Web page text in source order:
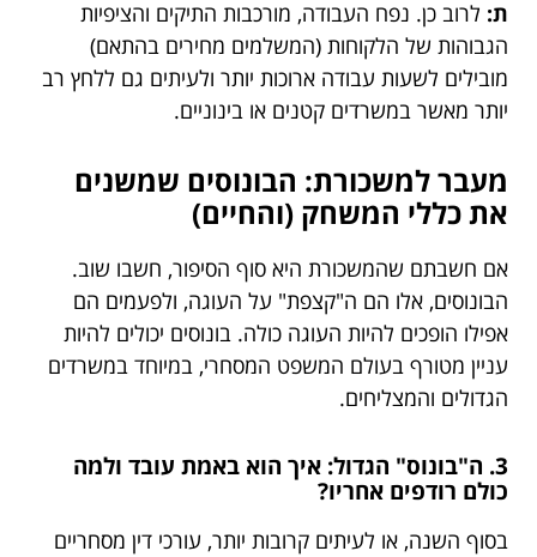
ת: לרוב כן. נפח העבודה, מורכבות התיקים והציפיות
הגבוהות של הלקוחות (המשלמים מחירים בהתאם)
מובילים לשעות עבודה ארוכות יותר ולעיתים גם ללחץ רב
יותר מאשר במשרדים קטנים או בינוניים.
מעבר למשכורת: הבונוסים שמשנים
את כללי המשחק (והחיים)
אם חשבתם שהמשכורת היא סוף הסיפור, חשבו שוב.
הבונוסים, אלו הם ה"קצפת" על העוגה, ולפעמים הם
אפילו הופכים להיות העוגה כולה. בונוסים יכולים להיות
עניין מטורף בעולם המשפט המסחרי, במיוחד במשרדים
הגדולים והמצליחים.
3. ה"בונוס" הגדול: איך הוא באמת עובד ולמה
כולם רודפים אחריו?
בסוף השנה, או לעיתים קרובות יותר, עורכי דין מסחריים